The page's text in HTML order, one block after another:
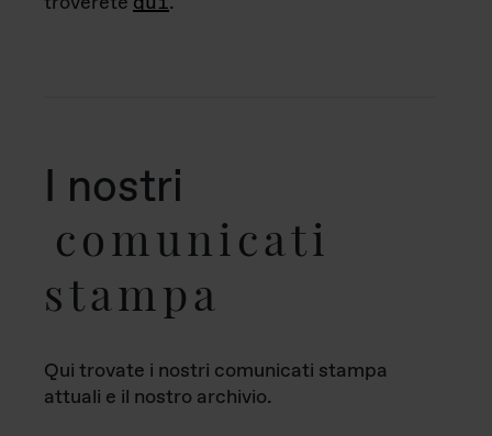
I nostri
comunicati
stampa
Qui trovate i nostri comunicati stampa
attuali e il nostro archivio.